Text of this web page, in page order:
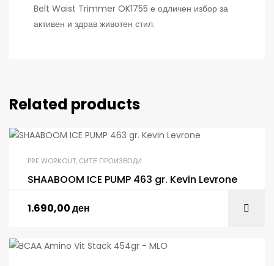
Belt Waist Trimmer OK1755 е одличен избор за
активен и здрав животен стил.
Related products
PRE WORKOUT,СИТЕ ПРОИЗВОДИ
SHAABOOM ICE PUMP 463 gr. Kevin Levrone
1.690,00ден